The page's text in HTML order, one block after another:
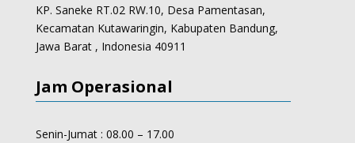
KP. Saneke RT.02 RW.10, Desa Pamentasan,
Kecamatan Kutawaringin, Kabupaten Bandung,
Jawa Barat , Indonesia 40911
Jam Operasional
Senin-Jumat : 08.00 – 17.00